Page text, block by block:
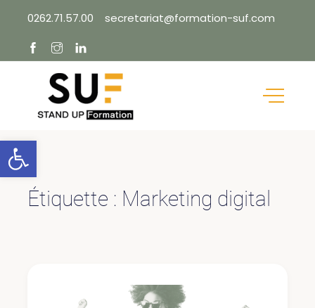
content
0262.71.57.00 secretariat@formation-suf.com
Étiquette : Marketing digital
Ouvrir la barre d’outils